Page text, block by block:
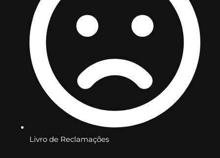
Livro de Reclamações